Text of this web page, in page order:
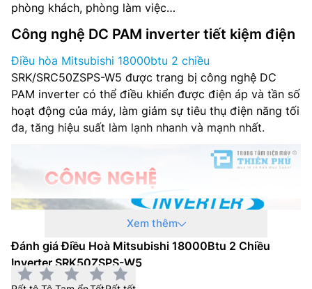
phòng khách, phòng làm việc…
Công nghệ DC PAM inverter tiết kiệm điện
Điều hòa Mitsubishi 18000btu 2 chiều
SRK/SRC50ZSPS-W5 được trang bị công nghệ DC
PAM inverter có thể điều khiển được điện áp và tần số
hoạt động của máy, làm giảm sự tiêu thụ điện năng tối
đa, tăng hiệu suất làm lạnh nhanh và mạnh nhất.
Xem thêm
Đánh giá Điều Hoà Mitsubishi 18000Btu 2 Chiều
Inverter SRK50ZSPS-W5